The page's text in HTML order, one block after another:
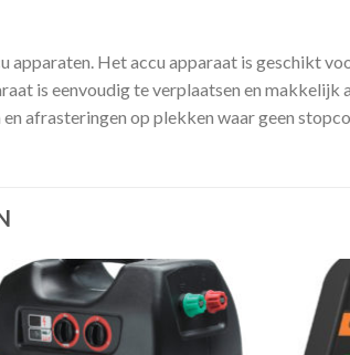
apparaten. Het accu apparaat is geschikt
is eenvoudig te verplaatsen en makkelijk
afrasteringen op plekken waar geen